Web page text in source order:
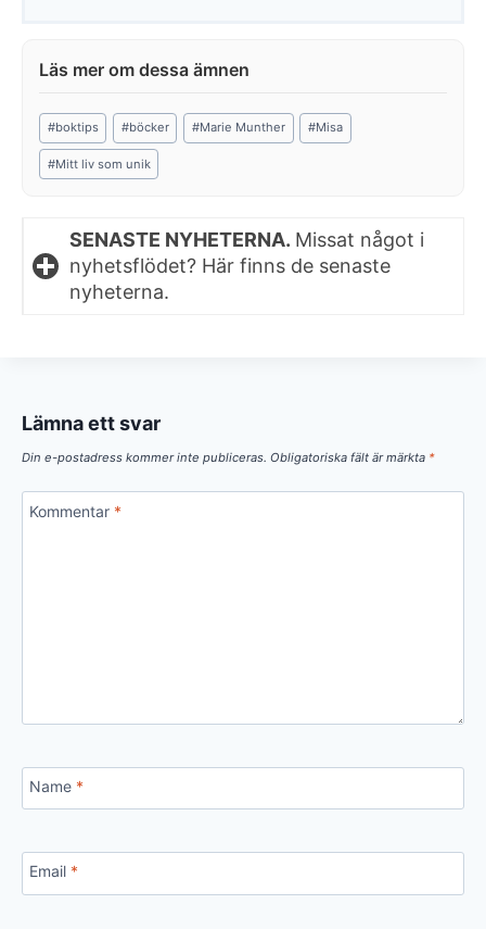
Post
Tags:
#boktips #böcker #Marie Munther #Misa
#Mitt liv som unik
SENASTE NYHETERNA. Missat något i
nyhetsflödet? Här finns de senaste
nyheterna.
Lämna ett svar
Din e-postadress kommer inte publiceras. Obligatoriska fält är märkta *
Kommentar *
Name *
Email *